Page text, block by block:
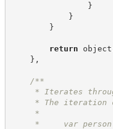
}
}
}
return object
} ,
/**
* Iterates through
* The iteration
*
*     var person